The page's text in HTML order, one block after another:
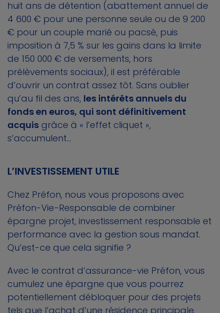
huit ans de détention (abattement annuel de
4 600 € pour une personne seule ou de 9 200
€ pour un couple marié ou pacsé, puis
imposition à 7,5 % sur les gains dans la limite
de 150 000 € de versements, hors
prélèvements sociaux), il est préférable
d’ouvrir un contrat assez tôt. Sans oublier
qu’au fil des ans, les intérêts annuels du
fonds en euros, qui sont définitivement
acquis grâce à « l’effet cliquet »,
s’accumulent...
L’INVESTISSEMENT UTILE
Chez Préfon, nous vous proposons avec
Préfon-Vie-Responsable de combiner
épargne projet, investissement responsable et
performance avec la gestion sous mandat.
Qu’est-ce que cela signifie ?
Avec le contrat d’assurance-vie Préfon, vous
cumulez une épargne que vous pourrez
potentiellement débloquer pour des projets
tels que l’achat d’une résidence principale.